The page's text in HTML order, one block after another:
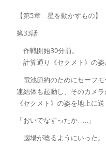
【第5章 星を動かすもの】
第33話
作戦開始30分前。
計算通り《セクメト》の姿
電池節約のためにセーフモ
連結体も起動し、そのカメ
《セクメト》の姿を地上に送
「おいでなすったか……」
國場が唸るようにいった。